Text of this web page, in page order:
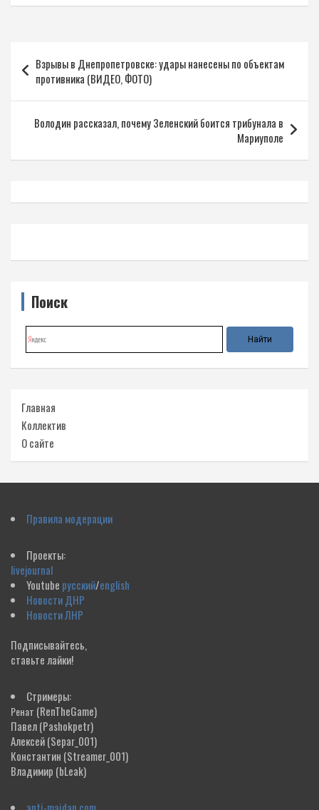
по
записям
Взрывы в Днепропетровске: удары нанесены по объектам
противника (ВИДЕО, ФОТО)
Володин рассказал, почему Зеленский боится трибунала в
Мариуполе
Поиск
Главная
Коллектив
О сайте
Правила модерации
Проекты:
livejournal
Youtube русский/english
Новости ДНР
Новости ЛНР
Подписывайтесь,
ставьте лайки!
Стримеры:
Ренат (RenTheGame)
Павел(Pashokpetr)
Алексей(Separ_001)
Константин (Streamer_001)
Владимир (bLeak)